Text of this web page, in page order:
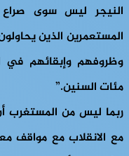
النيجر ليس سوى
المستعمرين الذين
وظروفهم وإبقائهم في
مئات السنين.”
ربما ليس من المستغرب
مع الانقلاب مع مواقف